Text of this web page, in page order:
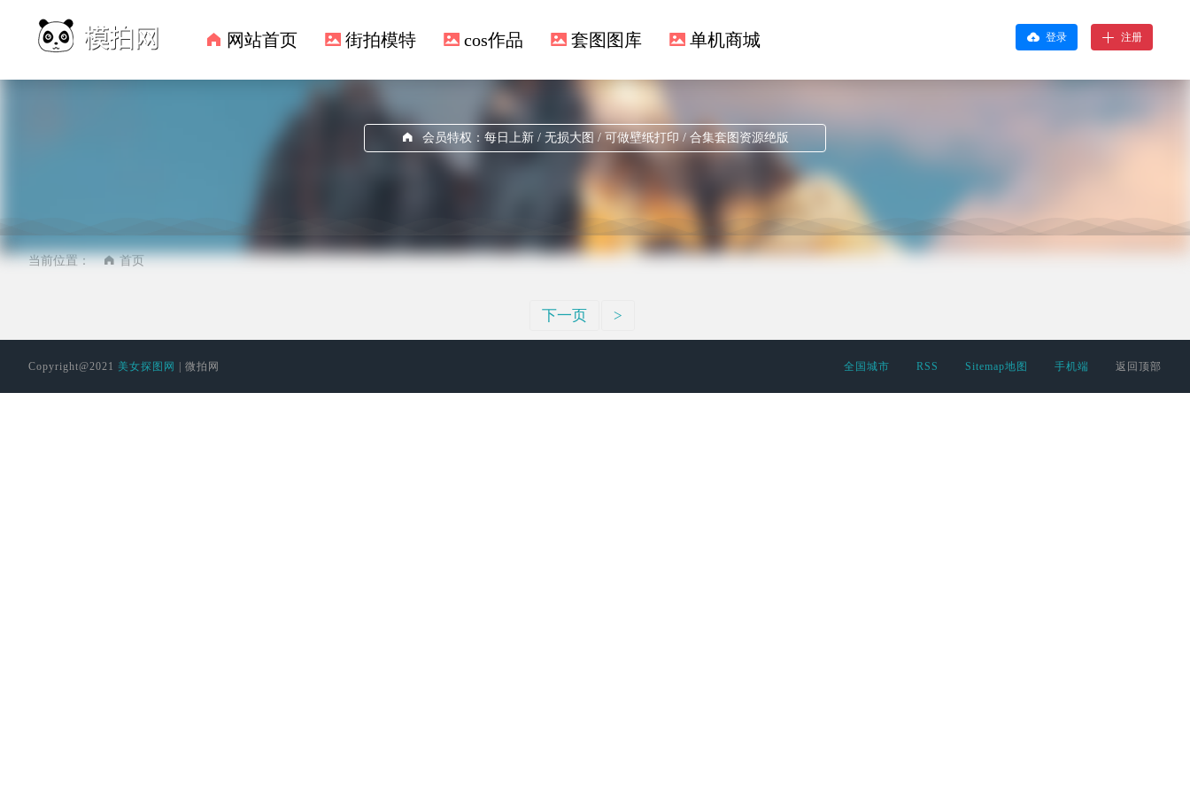
网站首页 街拍模特 cos作品 套图图库 单机商城 登录 注册
会员特权：每日上新 / 无损大图 / 可做壁纸打印 / 合集套图资源绝版
当前位置： 首页
下一页 >
Copyright@2021 美女探图网 | 微拍网 全国城市 RSS Sitemap地图 手机端 返回顶部